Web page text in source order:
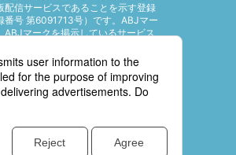
配信サービスであることを示す登録
番号 第6091713号）です。ABJマー
ABJマークを掲示しているサービス